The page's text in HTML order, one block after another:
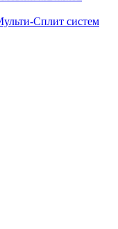
Сплит систем